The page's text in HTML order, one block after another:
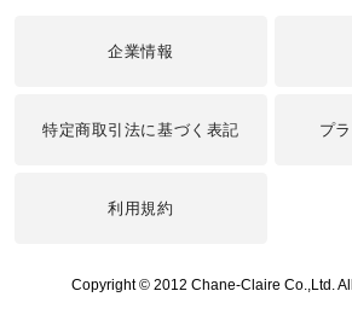
企業情報
特定商取引法に基づく表記 プ
利用規約
Copyright © 2012 Chane-Claire Co.,Ltd.